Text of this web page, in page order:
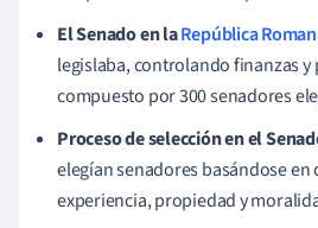
El Senado en laRepública
legislaba, controlando finanzas
compuesto por 300 senadores
Proceso de selección en el
elegían senadores basándose en
experiencia, propiedad y